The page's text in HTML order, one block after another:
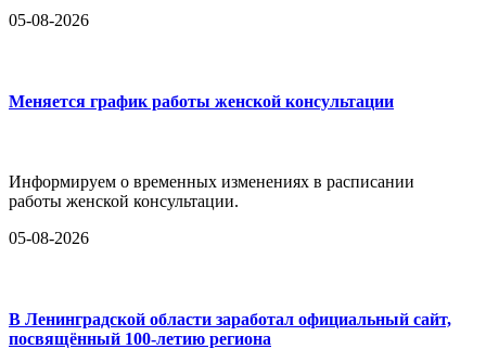
05-08-2026
Меняется график работы женской консультации
Информируем о временных изменениях в расписании
работы женской консультации.
05-08-2026
В Ленинградской области заработал официальный сайт,
посвящённый 100-летию региона